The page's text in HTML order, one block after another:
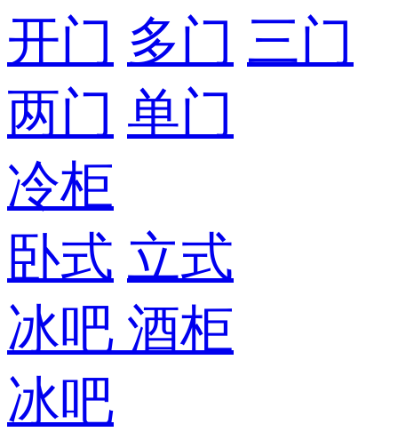
开门 多门 三门
两门 单门
冷柜
卧式 立式
冰吧 酒柜
冰吧